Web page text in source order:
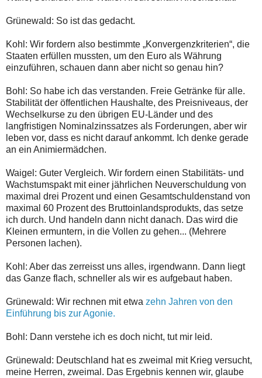
Grünewald: So ist das gedacht.
Kohl: Wir fordern also bestimmte „Konvergenzkriterien“, die
Staaten erfüllen mussten, um den Euro als Währung
einzuführen, schauen dann aber nicht so genau hin?
Bohl: So habe ich das verstanden. Freie Getränke für alle.
Stabilität der öffentlichen Haushalte, des Preisniveaus, der
Wechselkurse zu den übrigen EU-Länder und des
langfristigen Nominalzinssatzes als Forderungen, aber wir
leben vor, dass es nicht darauf ankommt. Ich denke gerade
an ein Animiermädchen.
Waigel: Guter Vergleich. Wir fordern einen Stabilitäts- und
Wachstumspakt mit einer jährlichen Neuverschuldung von
maximal drei Prozent und einen Gesamtschuldenstand von
maximal 60 Prozent des Bruttoinlandsprodukts, das setze
ich durch. Und handeln dann nicht danach. Das wird die
Kleinen ermuntern, in die Vollen zu gehen... (Mehrere
Personen lachen).
Kohl: Aber das zerreisst uns alles, irgendwann. Dann liegt
das Ganze flach, schneller als wir es aufgebaut haben.
Grünewald: Wir rechnen mit etwa zehn Jahren von den
Einführung bis zur Agonie.
Bohl: Dann verstehe ich es doch nicht, tut mir leid.
Grünewald: Deutschland hat es zweimal mit Krieg versucht,
meine Herren, zweimal. Das Ergebnis kennen wir, glaube